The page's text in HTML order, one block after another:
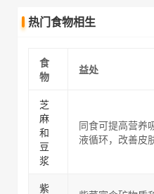
热门食物相生
食
物
益处
芝
麻
和
豆
浆
同食可提高营养
液循环，改善皮
紫